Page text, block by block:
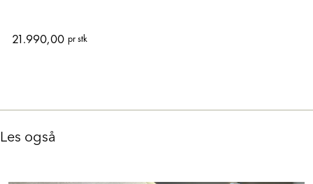
21.990,00 pr stk
Les også